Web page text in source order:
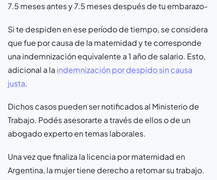
7.5 meses antes y 7.5 meses después de tu embarazo-
Si te despiden en ese período de tiempo, se considera
que fue por causa de la maternidad y te corresponde
una indemnización equivalente a 1 año de salario. Esto,
adicional a la indemnización por despido sin causa
justa.
Dichos casos pueden ser notificados al Ministerio de
Trabajo. Podés asesorarte a través de ellos o de un
abogado experto en temas laborales.
Una vez que finaliza la licencia por maternidad en
Argentina, la mujer tiene derecho a retomar su trabajo.